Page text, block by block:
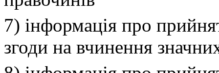
7) інформація про
згоди на вчинення